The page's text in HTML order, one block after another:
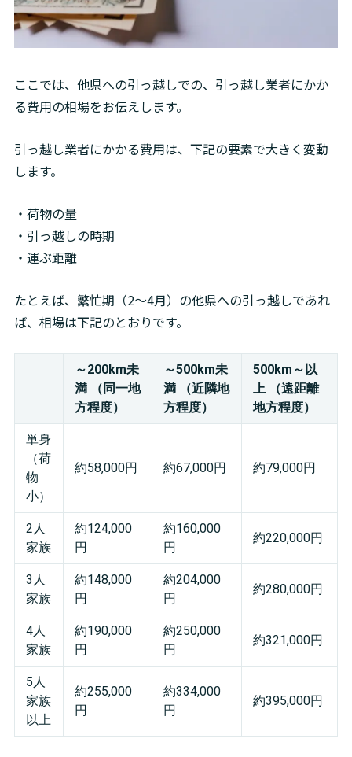
ここでは、他県への引っ越しでの、引っ越し業者にかか
る費用の相場をお伝えします。
引っ越し業者にかかる費用は、下記の要素で大きく変動
します。
・荷物の量
・引っ越しの時期
・運ぶ距離
たとえば、繁忙期（2～4月）の他県への引っ越しであれ
ば、相場は下記のとおりです。
～200km未
満 （同一地
方程度）
～500km未
満 （近隣地
方程度）
500km～以
上 （遠距離
地方程度）
単身
（荷
物
小）
約58,000円 約67,000円 約79,000円
2人
家族
約124,000
円
約160,000
円
約220,000円
3人
家族
約148,000
円
約204,000
円
約280,000円
4人
家族
約190,000
円
約250,000
円
約321,000円
5人
家族
以上
約255,000
円
約334,000
円
約395,000円